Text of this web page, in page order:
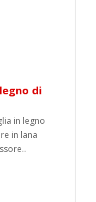
di
in legno
in lana